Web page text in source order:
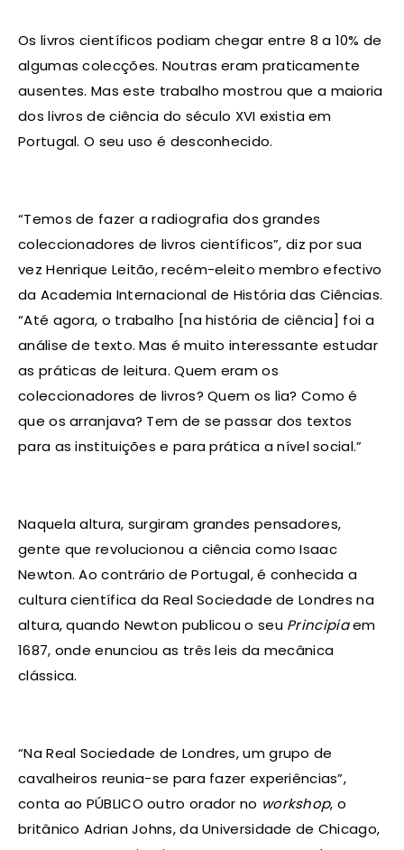
Os livros científicos podiam chegar entre 8 a 10% de
algumas colecções. Noutras eram praticamente
ausentes. Mas este trabalho mostrou que a maioria
dos livros de ciência do século XVI existia em
Portugal. O seu uso é desconhecido.
“Temos de fazer a radiografia dos grandes
coleccionadores de livros científicos”, diz por sua
vez Henrique Leitão, recém-eleito membro efectivo
da Academia Internacional de História das Ciências.
“Até agora, o trabalho [na história de ciência] foi a
análise de texto. Mas é muito interessante estudar
as práticas de leitura. Quem eram os
coleccionadores de livros? Quem os lia? Como é
que os arranjava? Tem de se passar dos textos
para as instituições e para prática a nível social.”
Naquela altura, surgiram grandes pensadores,
gente que revolucionou a ciência como Isaac
Newton. Ao contrário de Portugal, é conhecida a
cultura científica da Real Sociedade de Londres na
altura, quando Newton publicou o seu Principiaem
1687, onde enunciou as três leis da mecânica
clássica.
“Na Real Sociedade de Londres, um grupo de
cavalheiros reunia-se para fazer experiências”,
conta ao PÚBLICO outro orador no workshop, o
britânico Adrian Johns, da Universidade de Chicago,